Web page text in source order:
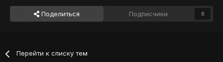
Поделиться Подписчики 0
Перейти к списку тем